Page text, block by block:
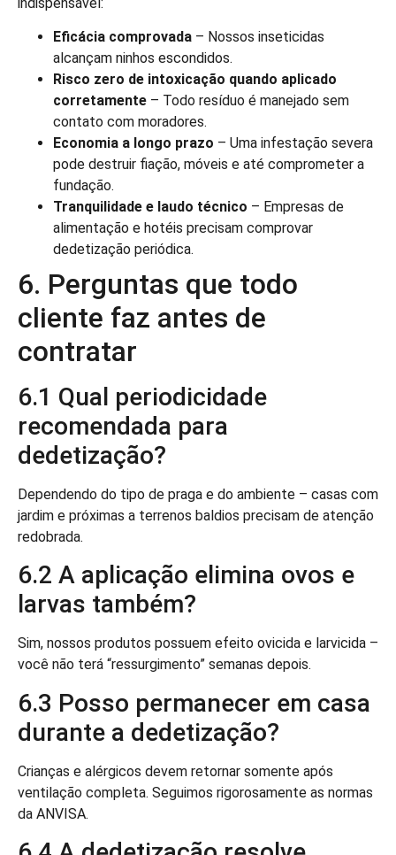
Eficácia comprovada – Nossos inseticidas
alcançam ninhos escondidos.
Risco zero de intoxicação quando aplicado
corretamente – Todo resíduo é manejado sem
contato com moradores.
Economia a longo prazo – Uma infestação severa
pode destruir fiação, móveis e até comprometer a
fundação.
Tranquilidade e laudo técnico – Empresas de
alimentação e hotéis precisam comprovar
dedetização periódica.
6. Perguntas que todo
cliente faz antes de
contratar
6.1 Qual periodicidade
recomendada para
dedetização?
Dependendo do tipo de praga e do ambiente – casas com
jardim e próximas a terrenos baldios precisam de atenção
redobrada.
6.2 A aplicação elimina ovos e
larvas também?
Sim, nossos produtos possuem efeito ovicida e larvicida –
você não terá “ressurgimento” semanas depois.
6.3 Posso permanecer em casa
durante a dedetização?
Crianças e alérgicos devem retornar somente após
ventilação completa. Seguimos rigorosamente as normas
da ANVISA.